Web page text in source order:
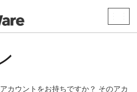
カウントをお持ちですか？ そのアカ